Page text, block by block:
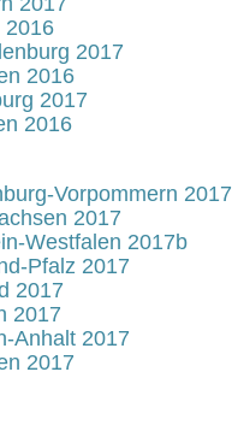
2016
2017
2016
2017
2016
Vorpommern 2017
2017
Westfalen 2017b
Pfalz 2017
2017
2017
Anhalt 2017
2017